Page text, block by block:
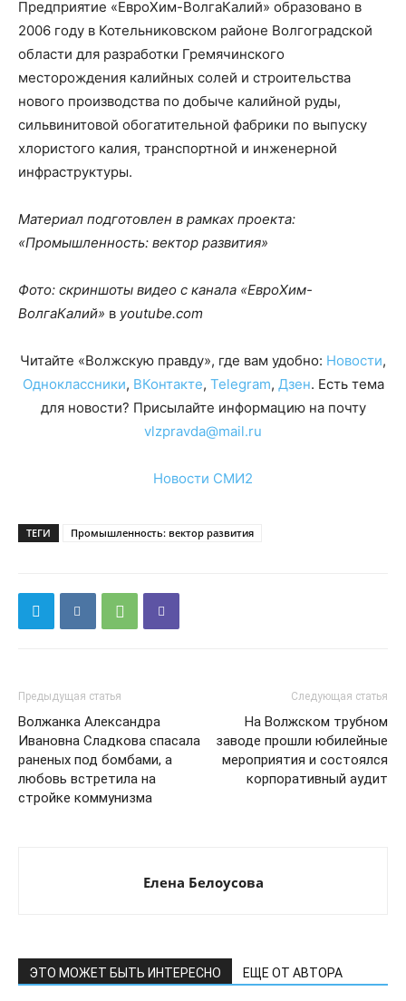
Предприятие «ЕвроХим-ВолгаКалий» образовано в
2006 году в Котельниковском районе Волгоградской
области для разработки Гремячинского
месторождения калийных солей и строительства
нового производства по добыче калийной руды,
сильвинитовой обогатительной фабрики по выпуску
хлористого калия, транспортной и инженерной
инфраструктуры.
Материал подготовлен в рамках проекта:
«Промышленность: вектор развития»
Фото: скриншоты видео с канала «ЕвроХим-
ВолгаКалий» в youtube.com
Читайте «Волжскую правду», где вам удобно: Новости,
Одноклассники, ВКонтакте, Telegram, Дзен. Есть тема
для новости? Присылайте информацию на почту
vlzpravda@mail.ru
Новости СМИ2
ТЕГИ Промышленность: вектор развития
Предыдущая статья
Волжанка Александра
Ивановна Сладкова спасала
раненых под бомбами, а
любовь встретила на
стройке коммунизма
Следующая статья
На Волжском трубном
заводе прошли юбилейные
мероприятия и состоялся
корпоративный аудит
Елена Белоусова
ЭТО МОЖЕТ БЫТЬ ИНТЕРЕСНО ЕЩЕ ОТ АВТОРА